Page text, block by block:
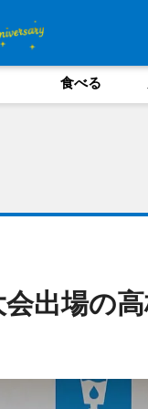
食べる
出場の